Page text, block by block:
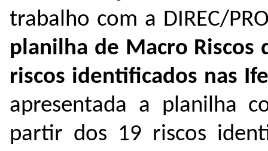
trabalho com a DIREC/
planilha de Macro Riscos
riscos identificados nas
apresentada a planilha
partir dos 19 riscos